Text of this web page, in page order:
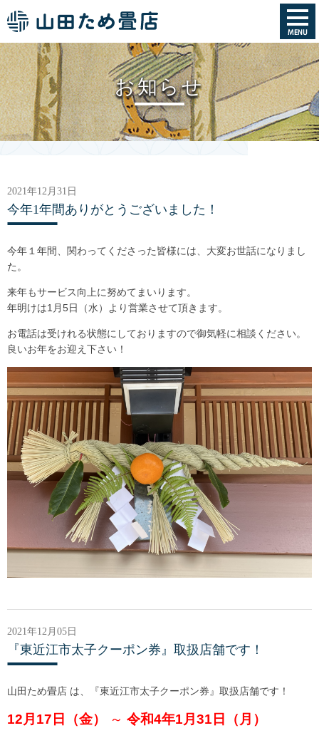
お知らせ
2021年12月31日
今年1年間ありがとうございました！
今年１年間、関わってくださった皆様には、大変お世話になりまし
た。
来年もサービス向上に努めてまいります。
年明けは1月5日（水）より営業させて頂きます。
お電話は受けれる状態にしておりますので御気軽に相談ください。
良いお年をお迎え下さい！
2021年12月05日
『東近江市太子クーポン券』取扱店舗です！
山田ため畳店 は、『東近江市太子クーポン券』取扱店舗です！
12月17日（金） ～ 令和4年1月31日（月）